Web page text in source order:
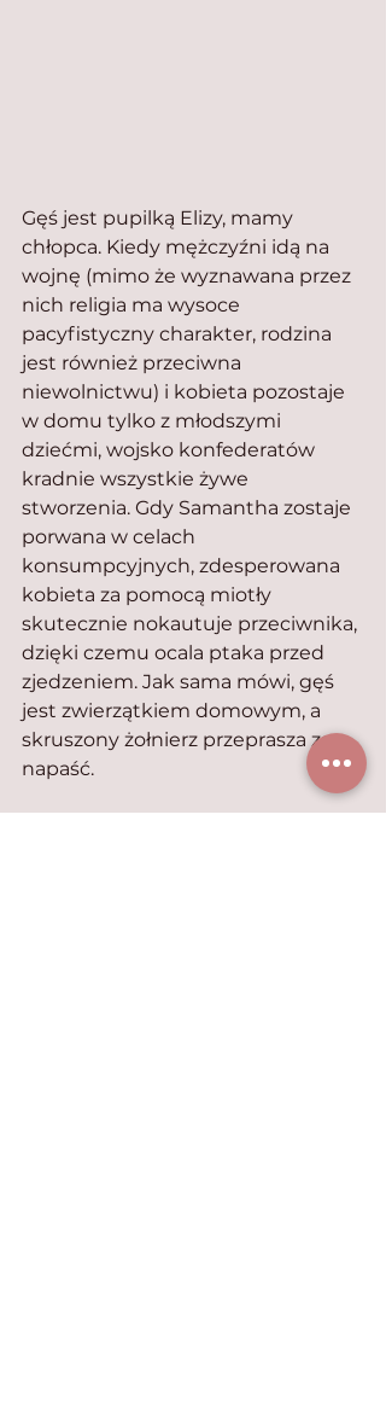
Gęś jest pupilką Elizy, mamy
chłopca. Kiedy mężczyźni idą na
wojnę (mimo że wyznawana przez
nich religia ma wysoce
pacyfistyczny charakter, rodzina
jest również przeciwna
niewolnictwu) i kobieta pozostaje
w domu tylko z młodszymi
dziećmi, wojsko konfederatów
kradnie wszystkie żywe
stworzenia. Gdy Samantha zostaje
porwana w celach
konsumpcyjnych, zdesperowana
kobieta za pomocą miotły
skutecznie nokautuje przeciwnika,
dzięki czemu ocala ptaka przed
zjedzeniem. Jak sama mówi, gęś
jest zwierzątkiem domowym, a
skruszony żołnierz przeprasza za
napaść.